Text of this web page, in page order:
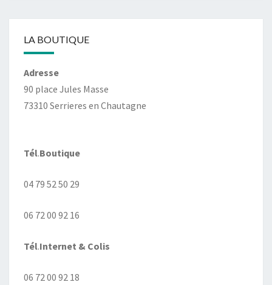
LA BOUTIQUE
Adresse
90 place Jules Masse
73310 Serrieres en Chautagne
Tél.Boutique
04 79 52 50 29
06 72 00 92 16
Tél.Internet & Colis
06 72 00 92 18